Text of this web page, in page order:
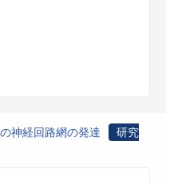
神経回路網の発達
研究